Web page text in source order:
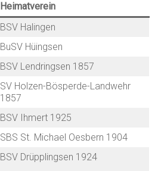
Heimatverein
BSV Halingen
BuSV Hüingsen
BSV Lendringsen 1857
SV Holzen-Bösperde-Landwehr
1857
BSV Ihmert 1925
SBS St. Michael Oesbern 1904
BSV Drüpplingsen 1924